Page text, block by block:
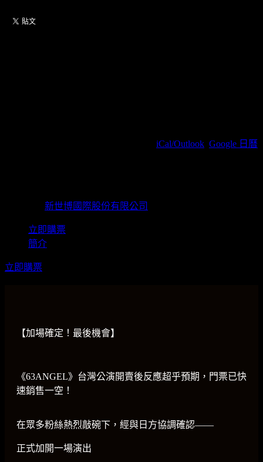
iCal/Outlook Google 日曆
新世博國際股份有限公司
立即購票
簡介
立即購票
【加場確定！最後機會】
《63ANGEL》台灣公演開賣後反應超乎預期，門票已快
速銷售一空！
在眾多粉絲熱烈敲碗下，經與日方協調確認——
正式加開一場演出